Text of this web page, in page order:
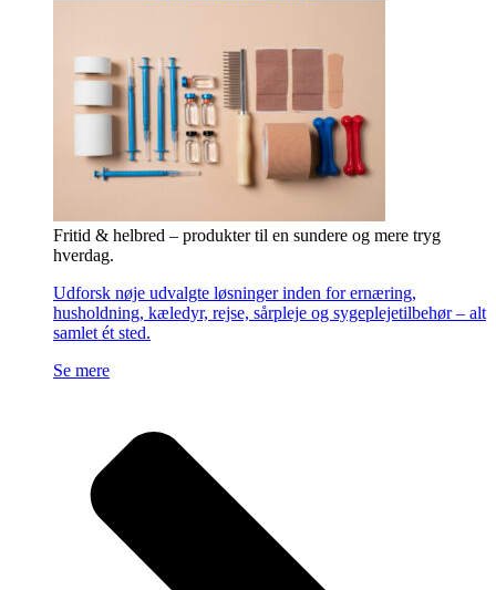
Fritid & helbred – produkter til en sundere og mere tryg
hverdag.
Udforsk nøje udvalgte løsninger inden for ernæring,
husholdning, kæledyr, rejse, sårpleje og sygeplejetilbehør – alt
samlet ét sted.
Se mere